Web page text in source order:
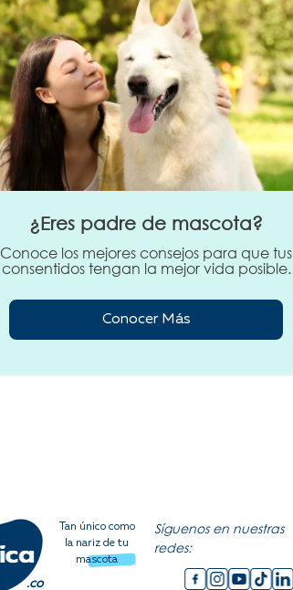
¿Eres padre de mascota?
Conoce los mejores consejos para que tus
consentidos tengan la mejor vida posible.
Conocer Más
.co
Tan único como
la nariz de tu
mascota
Síguenos en nuestras
redes: